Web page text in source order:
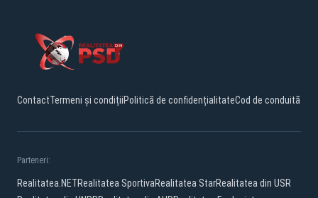
ContactTermeni și condițiiPolitică de confidențialitateCod de conduită
Parteneri:
Realitatea.NETRealitatea SportivaRealitatea StarRealitatea din USR